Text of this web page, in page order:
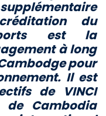
du
est la
à long
pour
Il est
de VINCI
de Cambodia